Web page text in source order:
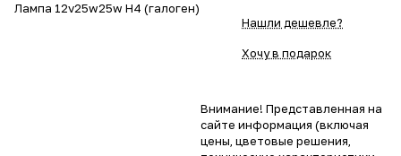
Лампа 12v25w25w H4 (галоген)
Нашли дешевле?
Хочу в подарок
Внимание! Представленная на
сайте информация (включая
цены, цветовые решения,